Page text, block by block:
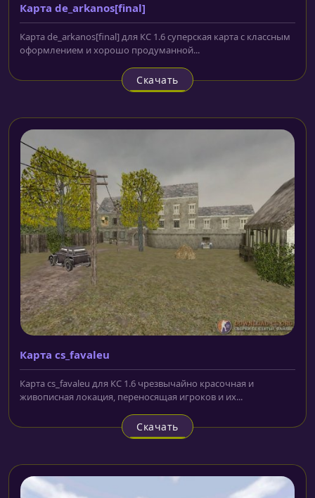
Карта de_arkanos[final]
Карта de_arkanos[final] для КС 1.6 суперская карта с классным
оформлением и хорошо продуманной...
Скачать
Карта cs_favaleu
Карта cs_favaleu для КС 1.6 чрезвычайно красочная и
живописная локация, переносящая игроков и их...
Скачать